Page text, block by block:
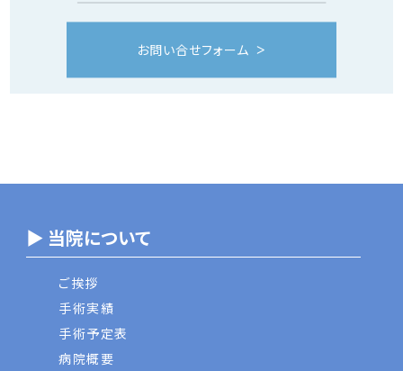
お問い合せフォーム
▶ 当院について
ご挨拶
手術実績
手術予定表
病院概要